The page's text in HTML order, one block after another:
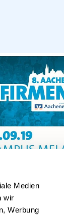
Medien
wir
Werbung